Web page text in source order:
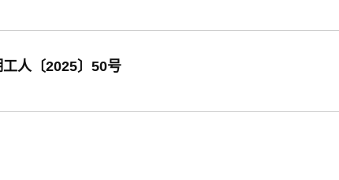
人〔2025〕50号